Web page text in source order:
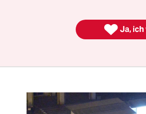
Hooligans und
auf Kabelschächte
 Ja, ich